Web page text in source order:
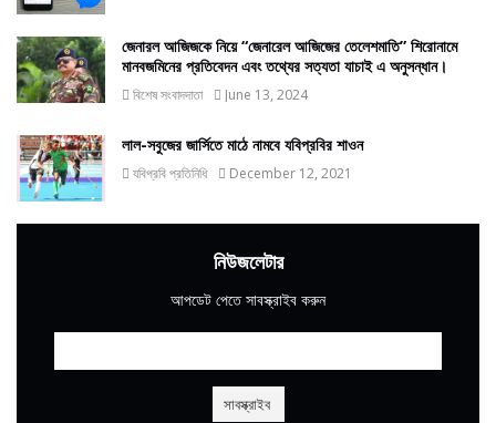
জেনারল আজিজকে নিয়ে “জেনারেল আজিজের তেলেশমাতি” শিরোনামে
মানবজমিনের প্রতিবেদন এবং তথ্যের সত্যতা যাচাই এ অনুসন্ধান।
বিশেষ সংবাদদাতা June 13, 2024
লাল-সবুজের জার্সিতে মাঠে নামবে যবিপ্রবির শাওন
যবিপ্রবি প্রতিনিধি December 12, 2021
নিউজলেটার
আপডেট পেতে সাবস্ক্রাইব করুন